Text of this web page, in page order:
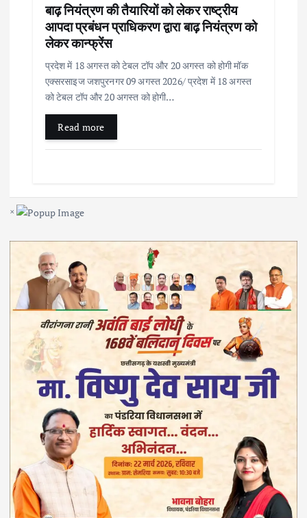
बाढ़ नियंत्रण की तैयारियों को लेकर राष्ट्रीय
आपदा प्रबंधन प्राधिकरण द्वारा बाढ़ नियंत्रण को
लेकर कान्फ्रेंस
प्रदेश में 18 अगस्त को टेबल टॉप और 20 अगस्त को होगी मॉक
एक्सरसाइज जशपुरनगर 09 अगस्त 2026/ प्रदेश में 18 अगस्त
को टेबल टॉप और 20 अगस्त को होगी…
Read more
×